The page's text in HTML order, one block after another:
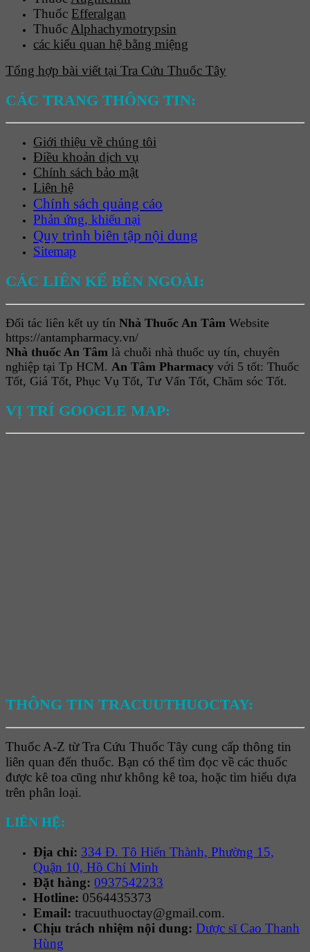
Thuốc Efferalgan
Thuốc Alphachymotrypsin
các kiểu quan hệ bằng miệng
Tổng hợp bài viết tại Tra Cứu Thuốc Tây
CÁC TRANG THÔNG TIN:
Giới thiệu về chúng tôi
Điều khoản dịch vụ
Chính sách bảo mật
Liên hệ
Chính sách quảng cáo
Phản ứng, khiếu nại
Quy trình biên tập nội dung
Sitemap
CÁC LIÊN KẾ BÊN NGOÀI:
Đối tác liên kết uy tín Nhà Thuốc An Tâm Website
https://antampharmacy.vn/
Nhà thuốc An Tâm là chuỗi nhà thuốc uy tín, chuyên
nghiệp tại Tp HCM. An Tâm Pharmacy với 5 tốt: Thuốc
Tốt, Giá Tốt, Phục Vụ Tốt, Tư Vấn Tốt, Chăm sóc Tốt.
VỊ TRÍ GOOGLE MAP:
THÔNG TIN TRACUUTHUOCTAY:
Thuốc A-Z từ Tra Cứu Thuốc Tây cung cấp thông tin
liên quan đến thuốc. Bạn có thể tìm đọc về các thuốc
được kê toa cũng như không kê toa, hoặc tìm hiểu dựa
trên phân loại.
LIÊN HỆ:
Địa chỉ: 334 Đ. Tô Hiến Thành, Phường 15,
Quận 10, Hồ Chí Minh
Đặt hàng: 0937542233
Hotline: 0564435373
Email: tracuuthuoctay@gmail.com.
Chịu trách nhiệm nội dung: Dược sĩ Cao Thanh
Hùng